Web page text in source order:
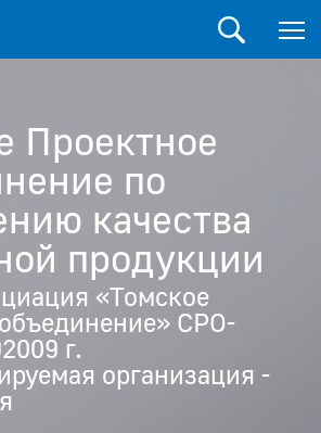
Проектное
по
качества
продукции
«Томское
СРО-
г.
организация -